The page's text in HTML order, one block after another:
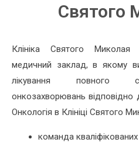
Святого
Клініка Святого
медичний заклад, в якому
лікування повного
онкозахворювань відповідно
Онкологія в Клініці Святого
команда кваліфікованих